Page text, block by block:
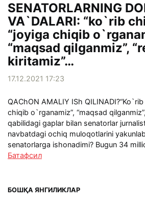
SENATORLARNING
VA`DALARI: “ko`rib
“joyiga chiqib
“maqsad qilganmiz”,
kiritamiz”…
17.12.2021 17:23
QAChON AMALIY ISh
chiqib o`rganamiz”, “maqsad
qabilidagi gaplar bilan senatorlar
navbatdagi ochiq muloqotlarini
senatorlarga ishonadimi? Bugun 34
Батафсил
БОШҚА ЯНГИЛИКЛАР